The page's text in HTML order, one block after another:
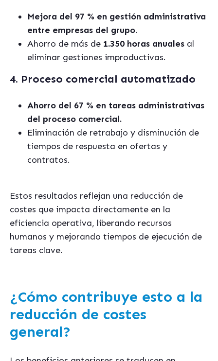
Mejora del 97 % en gestión administrativa
entre empresas del grupo.
Ahorro de más de 1.350 horas anuales al
eliminar gestiones improductivas.
4. Proceso comercial automatizado
Ahorro del 67 % en tareas administrativas
del proceso comercial.
Eliminación de retrabajo y disminución de
tiempos de respuesta en ofertas y
contratos.
Estos resultados reflejan una reducción de
costes que impacta directamente en la
eficiencia operativa, liberando recursos
humanos y mejorando tiempos de ejecución de
tareas clave.
¿Cómo contribuye esto a la
reducción de costes
general?